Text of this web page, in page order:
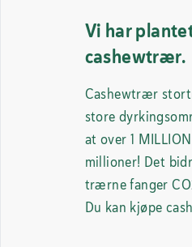
Vi har
cashewtrær.
Cashewtrær
store
at over 1
millioner! Det
trærne fanger
Du kan kjøpe